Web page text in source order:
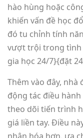
hào hùng hoặc
khiến vấn đề học
đó tu chỉnh tính
vượt trội trong tình
gia học 24/7}{đặt
Thêm vào đây,
động tác điều
theo dõi tiến trình
giá liền tay. Điều